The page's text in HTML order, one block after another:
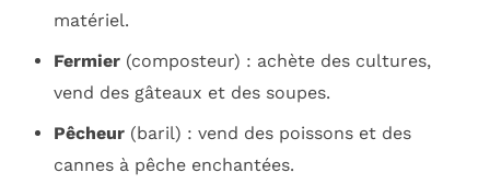
matériel.
Fermier(composteur) : achète des cultures,
vend des gâteaux et des soupes.
Pêcheur(baril) : vend des poissons et des
cannes à pêche enchantées.